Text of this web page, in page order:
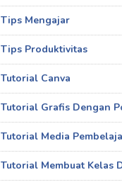
Tips Mengajar
Tips Produktivitas
Tutorial Canva
Tutorial Grafis Dengan
Tutorial Media
Tutorial Membuat Kelas